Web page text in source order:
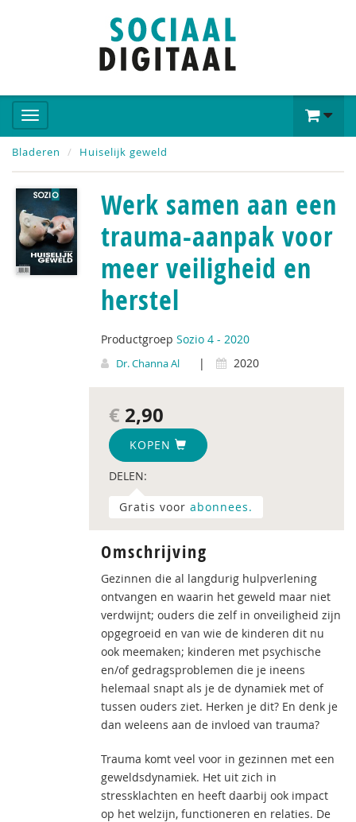
Bladeren Huiselijk geweld
Werk samen aan een
trauma-aanpak voor
meer veiligheid en
herstel
Productgroep Sozio 4 - 2020
Dr. Channa Al | 2020
€ 2,90
KOPEN
DELEN:
Gratis voor abonnees.
Omschrijving
Gezinnen die al langdurig hulpverlening
ontvangen en waarin het geweld maar niet
verdwijnt; ouders die zelf in onveiligheid zijn
opgegroeid en van wie de kinderen dit nu
ook meemaken; kinderen met psychische
en/of gedragsproblemen die je ineens
helemaal snapt als je de dynamiek met of
tussen ouders ziet. Herken je dit? En denk je
dan weleens aan de invloed van trauma?
Trauma komt veel voor in gezinnen met een
geweldsdynamiek. Het uit zich in
stressklachten en heeft daarbij ook impact
op het welzijn, functioneren en relaties. De